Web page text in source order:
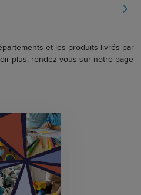
et les produits livrés par
plus, rendez-vous sur notre page